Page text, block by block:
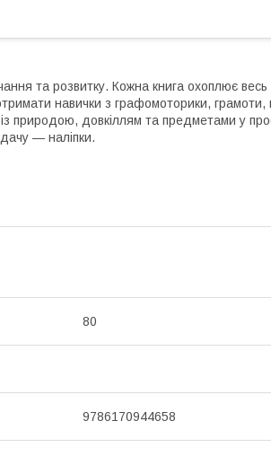
та розвитку. Кожна книга охоплює весь
навички з графомоторики,
природою, довкіллям та предметами у
— наліпки.
80
9786170944658